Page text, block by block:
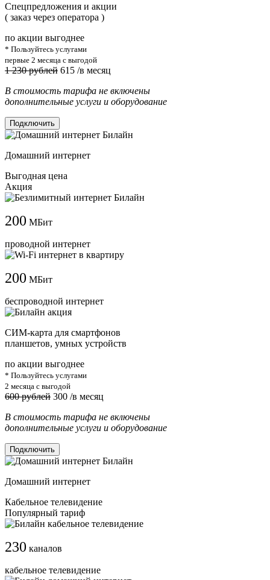
Cпецпредложения и акции
( заказ через оператора )
по акции выгоднее
* Пользуйтесь услугами
первые 2 месяца с выгодой
1 230 рублей 615 /в месяц
В стоимость тарифа не включены
дополнительные услуги и оборудование
Подключить
Домашний интернет
Выгодная цена
Акция
200 МБит
проводной интернет
200 МБит
беспроводной интернет
СИМ-карта для смартфонов
планшетов, умных устройств
по акции выгоднее
* Пользуйтесь услугами
2 месяца с выгодой
600 рублей 300 /в месяц
В стоимость тарифа не включены
дополнительные услуги и оборудование
Подключить
Домашний интернет
Кабельное телевидение
Популярный тариф
230 каналов
кабельное телевидение